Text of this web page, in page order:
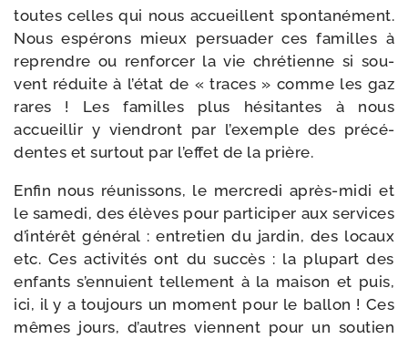
toutes celles qui nous accueillent spon­ta­né­ment.
Nous espé­rons mieux per­sua­der ces familles à
reprendre ou ren­for­cer la vie chré­tienne si sou­
vent réduite à l’état de « traces » comme les gaz
rares ! Les familles plus hési­tantes à nous
accueillir y vien­dront par l’exemple des pré­cé­
dentes et sur­tout par l’effet de la prière.
Enfin nous réunis­sons, le mer­cre­di après-​midi et
le same­di, des élèves pour par­ti­ci­per aux ser­vices
d’intérêt géné­ral : entre­tien du jar­din, des locaux
etc. Ces acti­vi­tés ont du suc­cès : la plu­part des
enfants s’ennuient tel­le­ment à la mai­son et puis,
ici, il y a tou­jours un moment pour le bal­lon ! Ces
mêmes jours, d’autres viennent pour un sou­tien